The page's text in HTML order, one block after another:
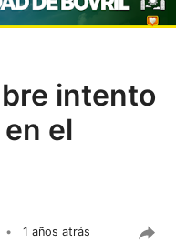
intento
el
• 1 años atrás